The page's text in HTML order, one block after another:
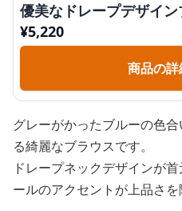
優美なドレープデザイン
¥5,220
商品の
グレーがかったブルーの色
る綺麗なブラウスです。
ドレープネックデザインが
ールのアクセントが上品さを